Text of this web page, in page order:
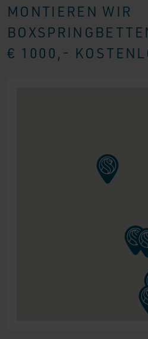
MONTIEREN WIR
€ 1000,-